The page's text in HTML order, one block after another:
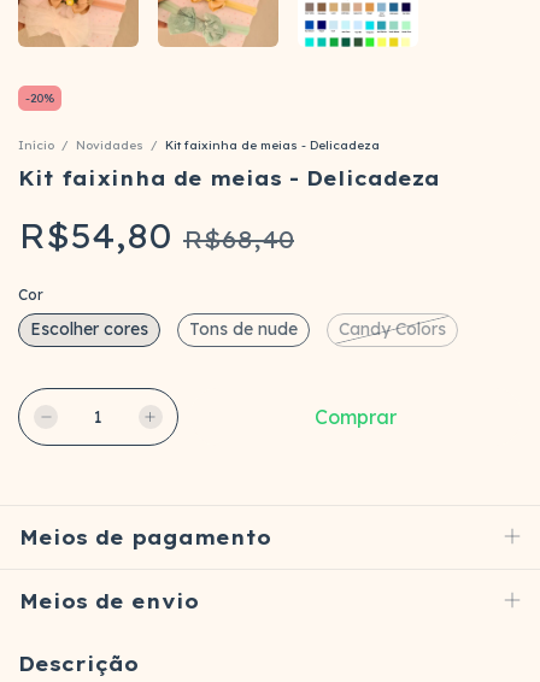
-20%
Início / Novidades / Kit faixinha de meias - Delicadeza
Kit faixinha de meias - Delicadeza
R$54,80 R$68,40
Cor
Escolher cores Tons de nude Candy Colors
Meios de pagamento
Meios de envio
Descrição